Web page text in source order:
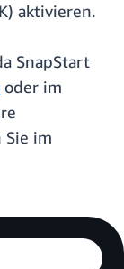
aktivieren.
SnapStart
oder im
Sie im